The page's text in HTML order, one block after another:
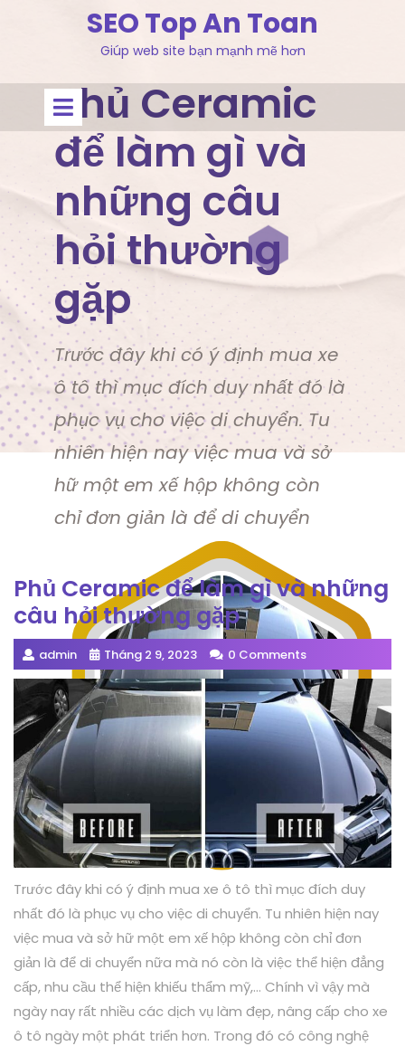
SEO Top An Toan
Giúp web site bạn mạnh mẽ hơn
Open
Menu
Phủ Ceramic
để làm gì và
những câu
hỏi thường
gặp
Trước đây khi có ý định mua xe
ô tô thì mục đích duy nhất đó là
phục vụ cho việc di chuyển. Tu
nhiên hiện nay việc mua và sở
hữ một em xế hộp không còn
chỉ đơn giản là để di chuyển
Phủ Ceramic để làm gì và những
câu hỏi thường gặp
admin Tháng 2 9, 2023 0 Comments
Trước đây khi có ý định mua xe ô tô thì mục đích duy
nhất đó là phục vụ cho việc di chuyển. Tu nhiên hiện nay
việc mua và sở hữ một em xế hộp không còn chỉ đơn
giản là để di chuyển nữa mà nó còn là việc thể hiện đẳng
cấp, nhu cầu thể hiện khiếu thẩm mỹ,… Chính vì vậy mà
ngày nay rất nhiều các dịch vụ làm đẹp, nâng cấp cho xe
ô tô ngày một phát triển hơn. Trong đó có công nghệ